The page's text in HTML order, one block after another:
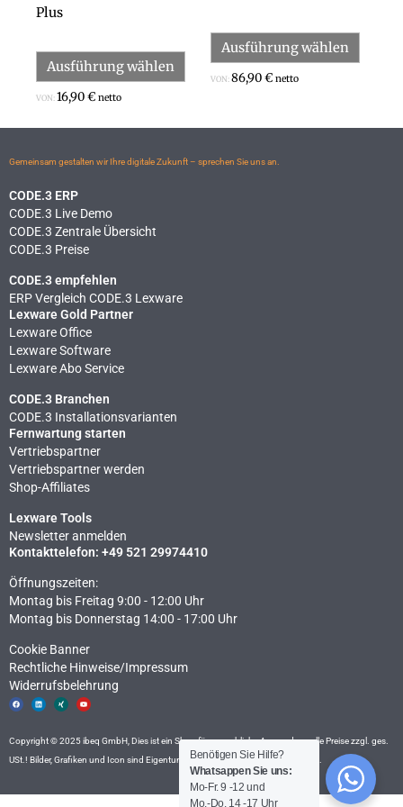
Plus
Ausführung wählen
VON:16,90€ netto
Ausführung wählen
VON:86,90€ netto
Gemeinsam gestalten wir Ihre digitale Zukunft – sprechen Sie uns an.
CODE.3 ERP
CODE.3 Live Demo
CODE.3 Zentrale Übersicht
CODE.3 Preise
CODE.3 empfehlen
ERP Vergleich CODE.3 Lexware
Lexware Gold Partner
Lexware Office
Lexware Software
Lexware Abo Service
CODE.3 Branchen
CODE.3 Installationsvarianten
Fernwartung starten
Vertriebspartner
Vertriebspartner werden
Shop-Affiliates
Lexware Tools
Newsletter anmelden
Kontakttelefon: +49 521 29974410
Öffnungszeiten:
Montag bis Freitag 9:00 - 12:00 Uhr
Montag bis Donnerstag 14:00 - 17:00 Uhr
Cookie Banner
Rechtliche Hinweise​/Impressum
Widerrufsbelehrung
F
a
c
o
L
i
n
i
n
X
i
n
Y
o
u
e
Copyright © 2025 ibeq GmbH, Dies ist ein Shop für gewerbliche Anwender – alle Preise zzgl. ges.
USt.! Bilder, Grafiken und Icon sind Eigentum der ibeq GmbH, Fotolia und
.
Benötigen Sie Hilfe?
Whatsappen Sie uns:
Mo-Fr. 9 -12 und
Mo.-Do. 14 -17 Uhr